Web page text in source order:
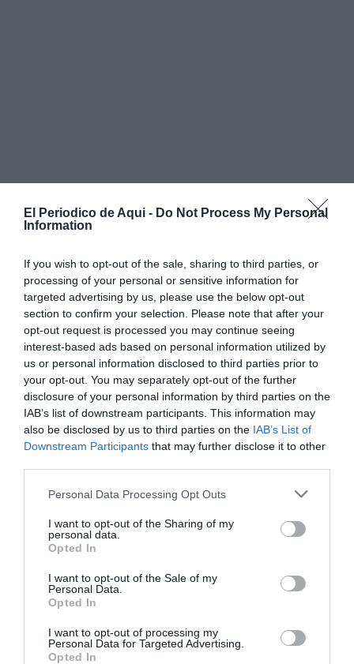
El Periodico de Aqui - Do Not Process My Personal
Information
If you wish to opt-out of the sale, sharing to third parties, or
processing of your personal or sensitive information for
targeted advertising by us, please use the below opt-out
section to confirm your selection. Please note that after your
opt-out request is processed you may continue seeing
interest-based ads based on personal information utilized by
us or personal information disclosed to third parties prior to
your opt-out. You may separately opt-out of the further
disclosure of your personal information by third parties on the
IAB’s list of downstream participants. This information may
also be disclosed by us to third parties on the IAB’s List of
Downstream Participants that may further disclose it to other
Personal Data Processing Opt Outs
I want to opt-out of the Sharing of my
personal data.
Opted In
I want to opt-out of the Sale of my
Personal Data.
Opted In
I want to opt-out of processing my
Personal Data for Targeted Advertising.
Opted In
Els reconeixements van posar en valor la participació
en actuacions d’emergència, la formació, les tasques
organitzatives i el suport prestat durant episodis com
dana del 29 d’octubre de 2024.
Posteriorment, l’alcalde, Antonio Ropero, va agrair la
dedicació dels voluntaris i voluntàries de Protecció
Civil i va destacar el seu paper en situacions tan
temporal de vent que va afectar el municipi el
passat mes de febrer.